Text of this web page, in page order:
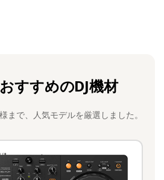
すすめのDJ機材
まで、人気モデルを厳選しました。